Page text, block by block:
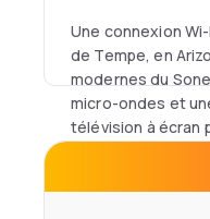
Une connexion
de Tempe, en
modernes du
micro-ondes et
télévision à écran
Un petit
de l'hôtel, ouvert